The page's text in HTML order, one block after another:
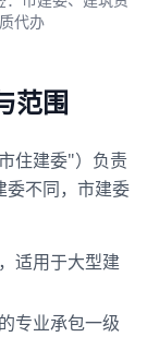
代办
范围
住建委"）负责
委不同，市建委
适用于大型建
专业承包一级